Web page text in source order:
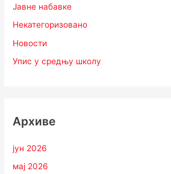
Јавне набавке
Некатегоризовано
Новости
Упис у средњу школу
Архиве
јун 2026
мај 2026